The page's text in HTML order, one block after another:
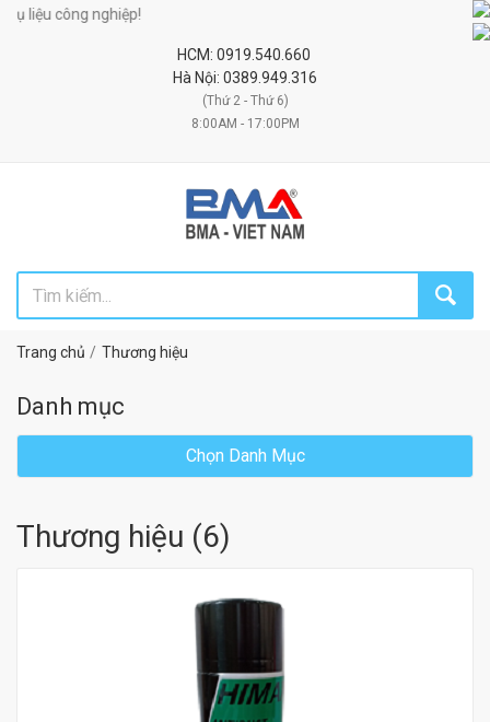
công nghiệp!
HCM: 0919.540.660
Hà Nội: 0389.949.316
(Thứ 2 - Thứ 6)
8:00AM - 17:00PM
Trang chủ Thương hiệu
Danh mục
Chọn Danh Mục
Thương hiệu (6)